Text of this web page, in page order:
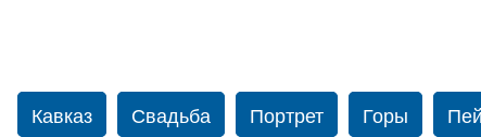
Кавказ Свадьба Портрет Горы